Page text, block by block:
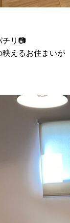
チリ📷
映えるお住まいが